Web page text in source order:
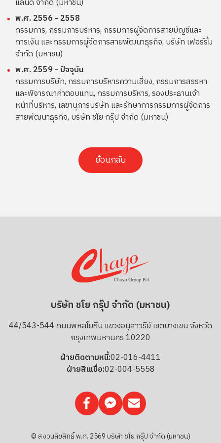
แลนด์ จำกัด (มหาชน)
พ.ศ. 2556 - 2558
กรรมการ, กรรมการบริหาร, กรรมการผู้จัดการสายบัญชีและ
การเงิน และกรรมการผู้จัดการสายพัฒนาธุรกิจ, บริษัท เฟอร์รั่ม
จำกัด (มหาชน)
พ.ศ. 2559 - ปัจจุบัน
กรรมการบริษัท, กรรมการบริหารความเสี่ยง, กรรมการสรรหา
และพิจารณาค่าตอบแทน, กรรมการบริหาร, รองประธานเจ้า
หน้าที่บริหาร, เลขานุการบริษัท และรักษาการกรรมการผู้จัดการ
สายพัฒนาธุรกิจ, บริษัท ชโย กรุ๊ป จำกัด (มหาชน)
ย้อนกลับ
บริษัท ชโย กรุ๊ป จำกัด (มหาชน)
44/543-544 ถนนพหลโยธิน แขวงอนุสาวรีย์ เขตบางเขน จังหวัด
กรุงเทพมหานคร 10220
ฝ่ายติดตามหนี้:02-016-4411
ฝ่ายสินเชื่อ:02-004-5558
© สงวนลิขสิทธิ์ พ.ศ. 2569 บริษัท ชโย กรุ๊ป จำกัด (มหาชน)